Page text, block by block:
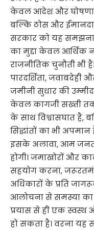
केवल आदेश और
बल्कि ठोस और
सरकार को यह समझना
का मुद्दा केवल
राजनीतिक चुनौती भी
पारदर्शिता, जवाबदेही
जमीनी सुधार की
केवल कागजी सख्ती
के साथ विश्वासघात
सिद्धांतों का भी अपमान
इसके अलावा, आम
होगी। जमाखोरों और
सहयोग करना,
अधिकारों के प्रति
आलोचना से समस्या का
प्रयास से ही एक
हो सकता है। वरना यह